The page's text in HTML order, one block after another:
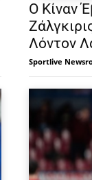
Ο Κίναν
Λόντον
Sportlive